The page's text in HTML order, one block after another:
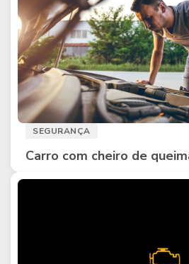
SEGURANÇA
Carro com cheiro de